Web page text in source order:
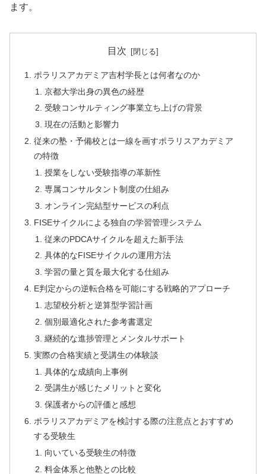
ます。
目次
ポラリスアカデミア吉村学長とは何者なのか
京都大学出身の異色の経歴
受験コンサルティング事業立ち上げの背景
現在の活動と影響力
従来の塾・予備校とは一線を画すポラリスアカデミア
の特徴
授業をしない受験指導の革新性
専属コンサルタント制度の仕組み
オンライン完結型サービスの利点
FISEサイクルによる独自の学習管理システム
従来のPDCAサイクルを超えた新手法
具体的なFISEサイクルの運用方法
学習の量と質を最大化する仕組み
E判定からの逆転合格を可能にする戦略的アプローチ
志望校分析と逆算型学習計画
個別最適化された参考書選定
継続的な進捗管理とメンタルサポート
実際の合格実績と受講生の体験談
具体的な成績向上事例
受講生が感じたメリットと変化
保護者からの評価と感想
ポラリスアカデミアを検討する際の注意点とおすすめ
する受験生
向いている受験生の特徴
料金体系と他塾との比較